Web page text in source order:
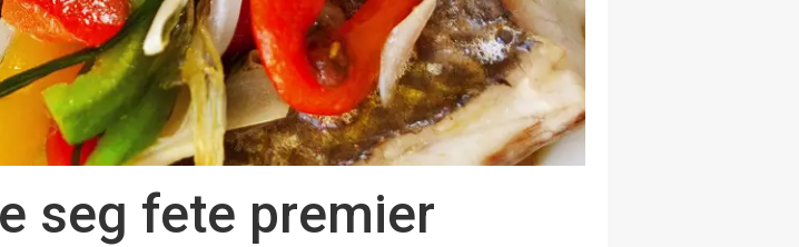
seg fete premier